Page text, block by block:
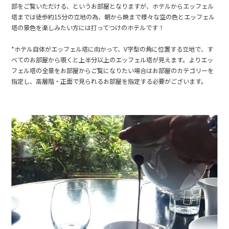
部をご覧いただける、というお部屋となりますが、ホテルからエッフェル
塔までは徒歩約15分の立地の為、朝から晩まで様々な空の色とエッフェル
塔の景色を楽しみたい方には打ってつけのホテルです！
*ホテル自体がエッフェル塔に向かって、V字型の角に位置する立地で、す
べてのお部屋から覗くと上半分以上のエッフェル塔が見えます。よりエッ
フェル塔の全景をお部屋からご覧になりたい場合はお部屋のカテゴリーを
指定し、高層階・正面で見られるお部屋を指定する必要がございます。